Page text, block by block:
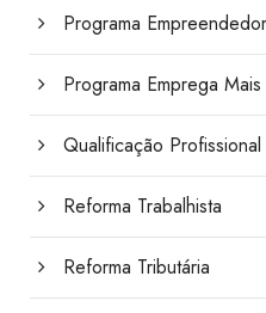
Programa
Programa Emprega Mais
Qualificação Profissional
Reforma Trabalhista
Reforma Tributária